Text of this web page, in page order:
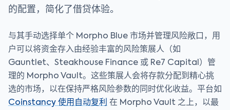
的配置，简化了借贷体验。
与其手动选择单个 Morpho Blue 市场并管理风险敞口，用
户可以将资金存入由经验丰富的风险策展人（如
Gauntlet、Steakhouse Finance 或 Re7 Capital）管
理的 Morpho Vault。这些策展人会将存款分配到精心挑
选的市场，以在保持严格风险参数的同时优化收益。平台如
Coinstancy 使用自动复利 在 Morpho Vault 之上，以最